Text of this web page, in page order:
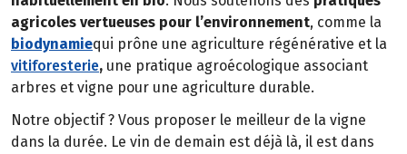
agricoles vertueuses pour l’environnement, comme la
biodynamiequi prône une agriculture régénérative et la
vitiforesterie, une pratique agroécologique associant
arbres et vigne pour une agriculture durable.
Notre objectif ? Vous proposer le meilleur de la vigne
dans la durée. Le vin de demain est déjà là, il est dans